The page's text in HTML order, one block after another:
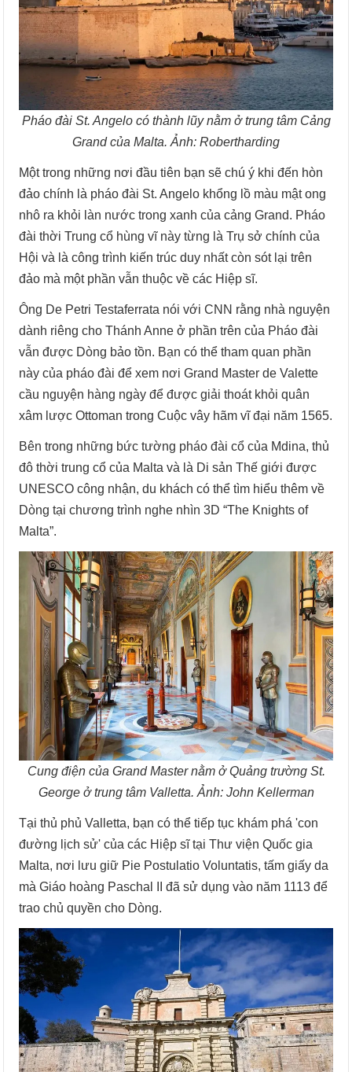
Pháo đài St. Angelo có thành lũy nằm ở trung tâm Cảng
Grand của Malta. Ảnh: Robertharding
Một trong những nơi đầu tiên bạn sẽ chú ý khi đến hòn
đảo chính là pháo đài St. Angelo khổng lồ màu mật ong
nhô ra khỏi làn nước trong xanh của cảng Grand. Pháo
đài thời Trung cổ hùng vĩ này từng là Trụ sở chính của
Hội và là công trình kiến trúc duy nhất còn sót lại trên
đảo mà một phần vẫn thuộc về các Hiệp sĩ.
Ông De Petri Testaferrata nói với CNN rằng nhà nguyện
dành riêng cho Thánh Anne ở phần trên của Pháo đài
vẫn được Dòng bảo tồn. Bạn có thể tham quan phần
này của pháo đài để xem nơi Grand Master de Valette
cầu nguyện hàng ngày để được giải thoát khỏi quân
xâm lược Ottoman trong Cuộc vây hãm vĩ đại năm 1565.
Bên trong những bức tường pháo đài cổ của Mdina, thủ
đô thời trung cổ của Malta và là Di sản Thế giới được
UNESCO công nhận, du khách có thể tìm hiểu thêm về
Dòng tại chương trình nghe nhìn 3D “The Knights of
Malta”.
Cung điện của Grand Master nằm ở Quảng trường St.
George ở trung tâm Valletta. Ảnh: John Kellerman
Tại thủ phủ Valletta, bạn có thể tiếp tục khám phá 'con
đường lịch sử' của các Hiệp sĩ tại Thư viện Quốc gia
Malta, nơi lưu giữ Pie Postulatio Voluntatis, tấm giấy da
mà Giáo hoàng Paschal II đã sử dụng vào năm 1113 để
trao chủ quyền cho Dòng.